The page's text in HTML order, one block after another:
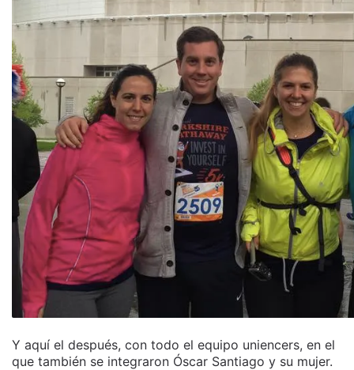
Y aquí el después, con todo el equipo uniencers, en el
que también se integraron Óscar Santiago y su mujer.